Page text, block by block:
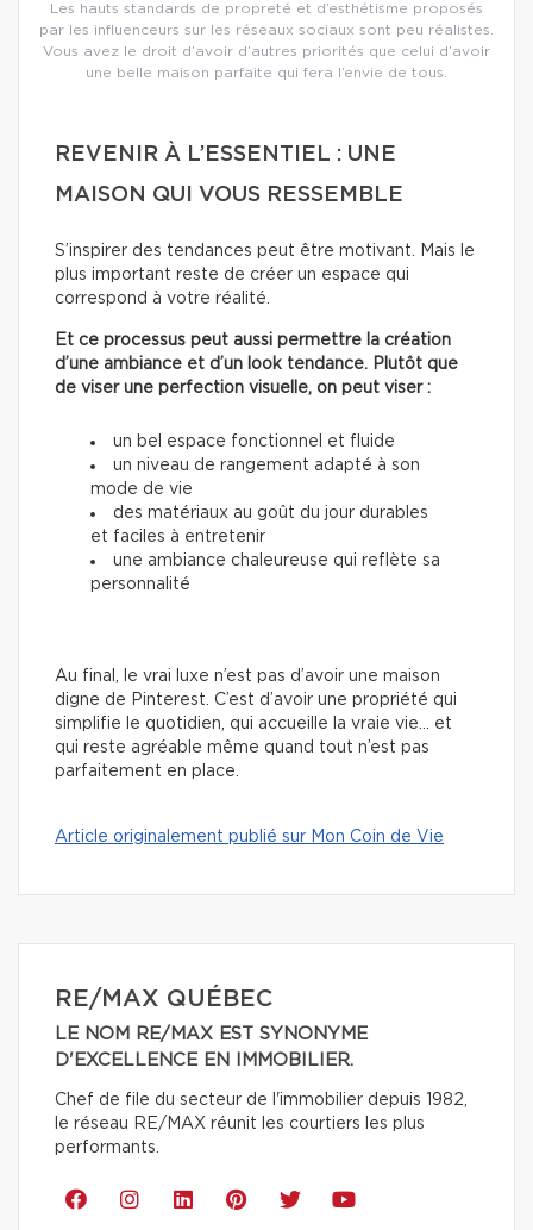
Les hauts standards de propreté et d’esthétisme proposés
par les influenceurs sur les réseaux sociaux sont peu réalistes.
Vous avez le droit d’avoir d’autres priorités que celui d’avoir
une belle maison parfaite qui fera l’envie de tous.
REVENIR À L’ESSENTIEL : UNE
MAISON QUI VOUS RESSEMBLE
S’inspirer des tendances peut être motivant. Mais le
plus important reste de créer un espace qui
correspond à votre réalité.
Et ce processus peut aussi permettre la création
d’une ambiance et d’un look tendance. Plutôt que
de viser une perfection visuelle, on peut viser :
un bel espace fonctionnel et fluide
un niveau de rangement adapté à son
mode de vie
des matériaux au goût du jour durables
et faciles à entretenir
une ambiance chaleureuse qui reflète sa
personnalité
Au final, le vrai luxe n’est pas d’avoir une maison
digne de Pinterest. C’est d’avoir une propriété qui
simplifie le quotidien, qui accueille la vraie vie… et
qui reste agréable même quand tout n’est pas
parfaitement en place.
Article originalement publié sur Mon Coin de Vie
RE/MAX QUÉBEC
LE NOM RE/MAX EST SYNONYME
D'EXCELLENCE EN IMMOBILIER.
Chef de file du secteur de l'immobilier depuis 1982,
le réseau RE/MAX réunit les courtiers les plus
performants.